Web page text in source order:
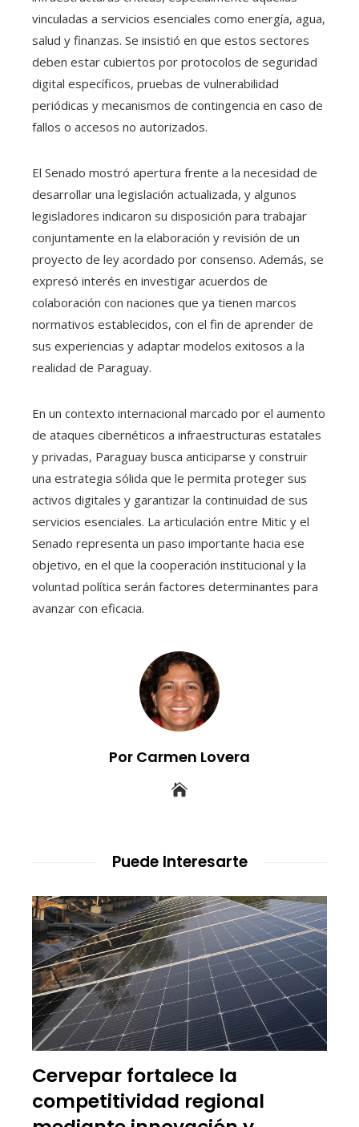
vinculadas a servicios esenciales como energía, agua,
salud y finanzas. Se insistió en que estos sectores
deben estar cubiertos por protocolos de seguridad
digital específicos, pruebas de vulnerabilidad
periódicas y mecanismos de contingencia en caso de
fallos o accesos no autorizados.
El Senado mostró apertura frente a la necesidad de
desarrollar una legislación actualizada, y algunos
legisladores indicaron su disposición para trabajar
conjuntamente en la elaboración y revisión de un
proyecto de ley acordado por consenso. Además, se
expresó interés en investigar acuerdos de
colaboración con naciones que ya tienen marcos
normativos establecidos, con el fin de aprender de
sus experiencias y adaptar modelos exitosos a la
realidad de Paraguay.
En un contexto internacional marcado por el aumento
de ataques cibernéticos a infraestructuras estatales
y privadas, Paraguay busca anticiparse y construir
una estrategia sólida que le permita proteger sus
activos digitales y garantizar la continuidad de sus
servicios esenciales. La articulación entre Mitic y el
Senado representa un paso importante hacia ese
objetivo, en el que la cooperación institucional y la
voluntad política serán factores determinantes para
avanzar con eficacia.
Por Carmen Lovera
Puede Interesarte
Cervepar fortalece la
competitividad regional